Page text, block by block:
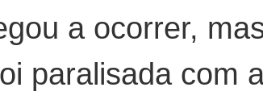
a ocorrer,
paralisada com